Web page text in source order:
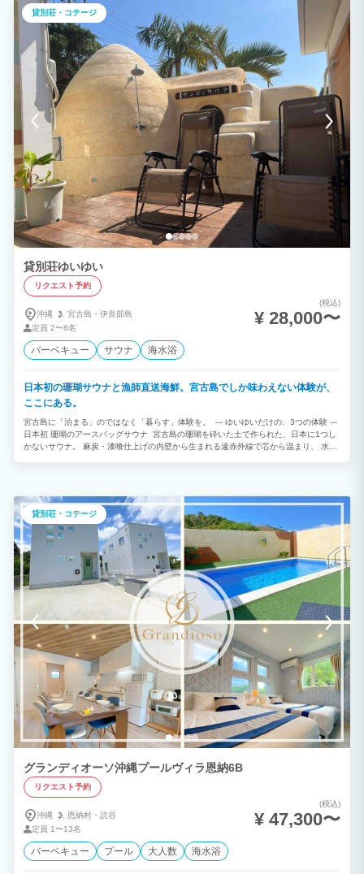
なタイプのグループ様でご利用頂けます。 当施設を拠点に、沖縄旅行が素晴らしいも
のとなりますように。
貸別荘・コテージ
貸別荘ゆいゆい
リクエスト予約
沖縄 宮古島・ 伊良部島
定員 2〜8名
(税込)
¥ 28,000〜
バーベキュー サウナ 海水浴
日本初の珊瑚サウナと漁師直送海鮮。宮古島でしか味わえない体験が、
ここにある。
宮古島に「泊まる」のではなく「暮らす」体験を。 --- ゆいゆいだけの、3つの体験 ---
日本初 珊瑚のアースバッグサウナ 宮古島の珊瑚を砕いた土で作られた、日本に1つし
かないサウナ。 麻炭・漆喰仕上げの内壁から生まれる遠赤外線で芯から温まり、 水風
ド料理は 私が食べた中で最高の料理です。 ミシュラン3つ星に匹敵します！」 実際の
ゲストより（原文：英語） その日の海でとれた食材をその夜の食卓へ。 カルパッチ
ョ・アヒージョ・アクアパッツァ。 伊勢海老なし 7,000円 / 伊勢海老付き 10,000円
（要予約） --- 最大9名 1棟完全貸切 さとうきび畑と牧場に囲まれたプライベート空
間。 家族も友人グループも全員で同じ屋根の下に。 お子様が走り回れる広いリビン
グ、料理店並みのキッチン。 --- ゆいゆいの特典 --- 提携格安レンタカーご紹介5000円
～（予約確定後） 宮古空港送迎無料 / 下地空港は片道2,000円 シュノーケル・ライフ
ジャケット貸出 500円/日 Wi-Fi・各部屋エアコン完備 BBQ・花火OK（指定場所） ---
ロケーション --- 宮古空港から車15分 新城海岸・吉野海岸まで20分 近くの海まで5分
市街地から離れた分、星空・静けさ・プライベート感は最高です。
貸別荘・コテージ
グランディオーソ沖縄プールヴィラ恩納6B
リクエスト予約
沖縄 恩納村・ 読谷
定員 1〜13名
(税込)
¥ 47,300〜
バーベキュー プール 大人数 海水浴